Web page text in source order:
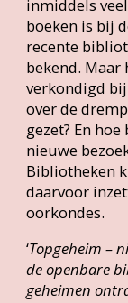
Topgeheim – niet
de openbare
geheimen
opgenomen in het
Mijn kleine
code’ op de
meer dan dertig
belangrijke
ik wekelijks in
bijvoorbeeld in
informatie voor
dierproeven en
bibliothecaresse
toeliet. En daar
voor de jeugd
oplossen van